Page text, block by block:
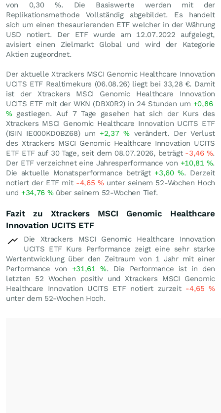
von 0,30 %. Die Basiswerte werden mit der
Replikationsmethode Vollständig abgebildet. Es handelt
sich um einen thesaurierenden ETF welcher in der Währung
USD notiert. Der ETF wurde am 12.07.2022 aufgelegt,
avisiert einen Zielmarkt Global und wird der Kategorie
Aktien zugeordnet.
Der aktuelle Xtrackers MSCI Genomic Healthcare Innovation
UCITS ETF Realtimekurs (06.08.26) liegt bei 33,28 €. Damit
ist der Xtrackers MSCI Genomic Healthcare Innovation
UCITS ETF mit der WKN (DBX0R2) in 24 Stunden um +0,86
%gestiegen. Auf 7 Tage gesehen hat sich der Kurs des
Xtrackers MSCI Genomic Healthcare Innovation UCITS ETF
(ISIN IE000KD0BZ68) um +2,37%verändert. Der Verlust
des Xtrackers MSCI Genomic Healthcare Innovation UCITS
ETF ETF auf 30 Tage, seit dem 08.07.2026, beträgt -3,46 %.
Der ETF verzeichnet eine Jahresperformance von +10,81 %.
Die aktuelle Monatsperformance beträgt +3,60%. Derzeit
notiert der ETF mit -4,65 %unter seinem 52-Wochen Hoch
und +34,76 %über seinem 52-Wochen Tief.
Fazit zu Xtrackers MSCI Genomic Healthcare
Innovation UCITS ETF
Die Xtrackers MSCI Genomic Healthcare Innovation
UCITS ETF Kurs Performance zeigt eine sehr starke
Wertentwicklung über den Zeitraum von 1 Jahr mit einer
Performance von +31,61%. Die Performance ist in den
letzten 52 Wochen positiv und Xtrackers MSCI Genomic
Healthcare Innovation UCITS ETF notiert zurzeit -4,65%
unter dem 52-Wochen Hoch.